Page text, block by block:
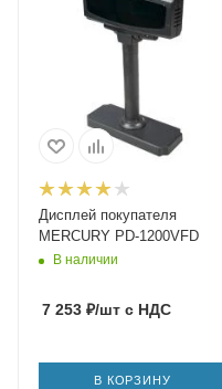
Дисплей покупателя
MERCURY PD-1200VFD
В наличии
7 253 ₽/шт с НДС
В КОРЗИНУ